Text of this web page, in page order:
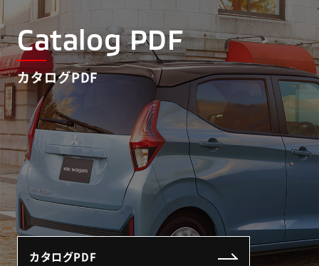
Catalog PDF
カタログPDF
カタログPDF